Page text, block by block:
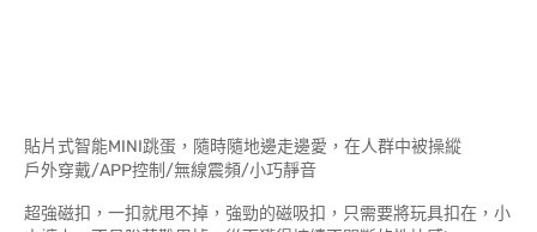
貼片式智能MINI跳蛋，隨時隨地邊走邊愛，在人群中被操縱
戶外穿戴/APP控制/無線震頻/小巧靜音
超強磁扣，一扣就甩不掉，強勁的磁吸扣，只需要將玩具扣在，小